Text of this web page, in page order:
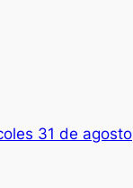
31 de agosto